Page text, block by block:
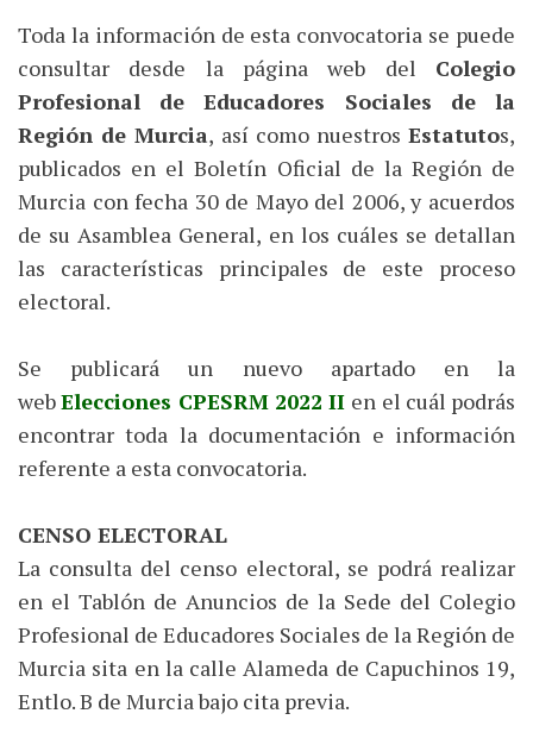
Toda la información de esta convocatoria se puede
consultar desde la página web del Colegio
Profesional de Educadores Sociales de la
Región de Murcia, así como nuestrosEstatutos,
publicados en el Boletín Oficial de la Región de
Murcia con fecha 30 de Mayo del 2006, y acuerdos
de su Asamblea General, en los cuáles se detallan
las características principales de este proceso
electoral.
Se publicará un nuevo apartado en la
webElecciones CPESRM 2022 II en el cuál podrás
encontrar toda la documentación e información
referente a esta convocatoria.
CENSO ELECTORAL
La consulta del censo electoral, se podrá realizar
en el Tablón de Anuncios de la Sede del Colegio
Profesional de Educadores Sociales de la Región de
Murcia sita en la calle Alameda de Capuchinos 19,
Entlo. B de Murcia bajo cita previa.